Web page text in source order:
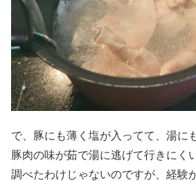
で、豚にも薄く塩が入ってて、湯に
豚肉の味が茹で湯に逃げて行きにく
調べたわけじゃないのですが、経験